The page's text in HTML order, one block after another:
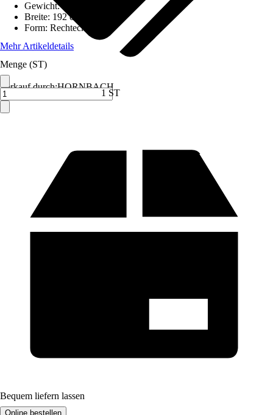
Verkauf durch:HORNBACH
Gewicht:
Breite: 192 cm
Form: Rechteck
Mehr Artikeldetails
Menge (ST)
1 ST
Bequem liefern lassen
Online bestellen